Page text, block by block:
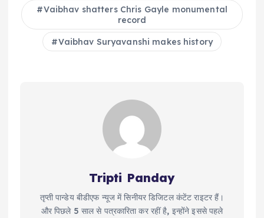
Vaibhav shatters Chris Gayle monumental
record
Vaibhav Suryavanshi makes history
Tripti Panday
तृप्ती पान्डेय बीडीएफ न्यूज में सिनीयर डिजिटल कंटेंट राइटर हैं।
और पिछले 5 साल से पत्रकारिता कर रहीं है, इन्होंने इससे पहले